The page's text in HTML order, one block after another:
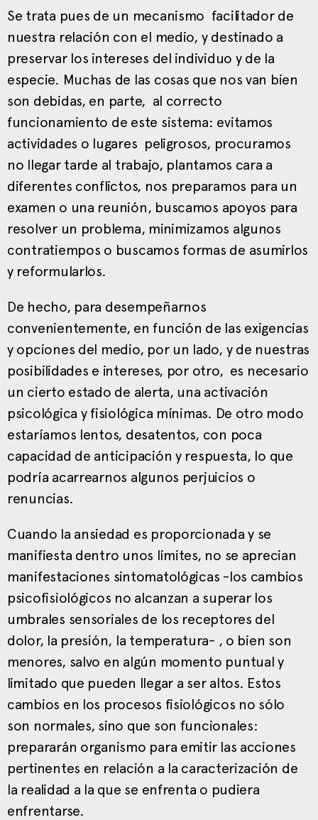
Se trata pues de un mecanismo facilitador de
nuestra relación con el medio, y destinado a
preservar los intereses del individuo y de la
especie. Muchas de las cosas que nos van bien
son debidas, en parte, al correcto
funcionamiento de este sistema: evitamos
actividades o lugares peligrosos, procuramos
no llegar tarde al trabajo, plantamos cara a
diferentes conflictos, nos preparamos para un
examen o una reunión, buscamos apoyos para
resolver un problema, minimizamos algunos
contratiempos o buscamos formas de asumirlos
y reformularlos.
De hecho, para desempeñarnos
convenientemente, en función de las exigencias
y opciones del medio, por un lado, y de nuestras
posibilidades e intereses, por otro, es necesario
un cierto estado de alerta, una activación
psicológica y fisiológica mínimas. De otro modo
estaríamos lentos, desatentos, con poca
capacidad de anticipación y respuesta, lo que
podría acarrearnos algunos perjuicios o
renuncias.
Cuando la ansiedad es proporcionada y se
manifiesta dentro unos límites, no se aprecian
manifestaciones sintomatológicas -los cambios
psicofisiológicos no alcanzan a superar los
umbrales sensoriales de los receptores del
dolor, la presión, la temperatura- , o bien son
menores, salvo en algún momento puntual y
limitado que pueden llegar a ser altos. Estos
cambios en los procesos fisiológicos no sólo
son normales, sino que son funcionales:
prepararán organismo para emitir las acciones
pertinentes en relación a la caracterización de
la realidad a la que se enfrenta o pudiera
enfrentarse.